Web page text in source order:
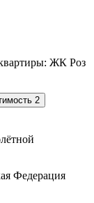
ЖК ⁠Роз
2
Федерация